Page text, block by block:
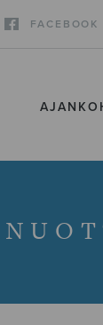
FACEBOOK